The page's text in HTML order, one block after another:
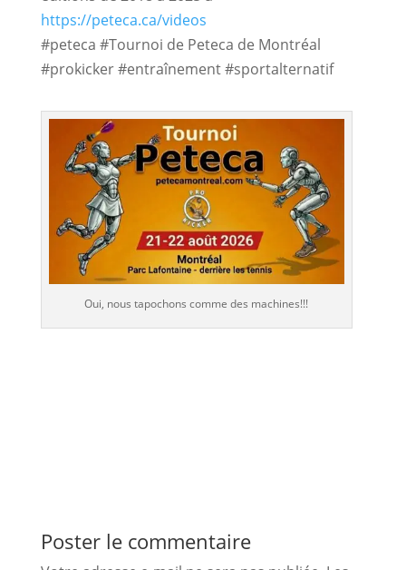
https://peteca.ca/videos
#peteca #Tournoi de Peteca de Montréal
#prokicker #entraînement #sportalternatif
Oui, nous tapochons comme des machines!!!
Poster le commentaire